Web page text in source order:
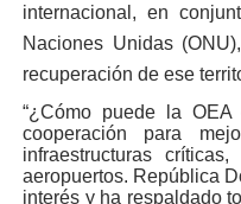
internacional, en
Naciones Unidas
recuperación de ese
“¿Cómo puede la
cooperación para
infraestructuras
aeropuertos. República
interés y ha respaldado